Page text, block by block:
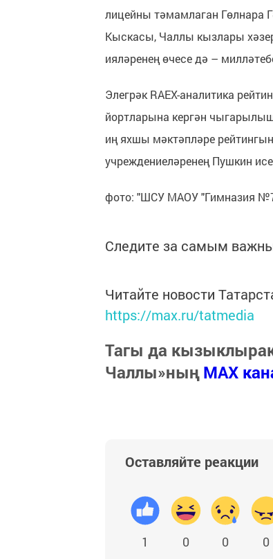
лицейны тәмамлаган Гөлнара
Кыскасы, Чаллы кызлары
ияләренең өчесе дә –
Элегрәк RAEX-аналитика
йортларына кергән
иң яхшы мәктәпләре
учреждениеләренең Пушкин
фото: "ШСУ МАОУ "Гимназия
Следите за самым
Читайте новости
https://max.ru/tatmedia
Тагы да
Чаллы»ныңMAX
Оставляйте реакции
1 0 0 0